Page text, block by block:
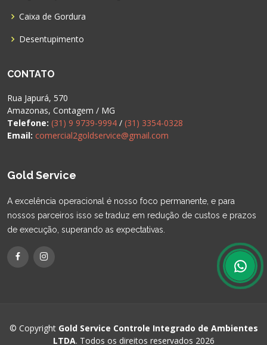
Caixa de Gordura
Desentupimento
CONTATO
Rua Japurá, 570
Amazonas, Contagem / MG
Telefone: (31) 9 9739-9994 / (31) 3354-0328
Email: comercial2goldservice@gmail.com
Gold Service
A excelência operacional é nosso foco permanente, e para
nossos parceiros isso se traduz em redução de custos e prazos
de execução, superando as expectativas.
© Copyright Gold Service Controle Integrado de Ambientes
LTDA. Todos os direitos reservados 2026